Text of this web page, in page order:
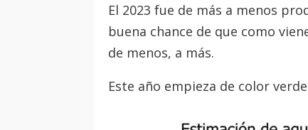
El 2023 fue de más a menos
buena chance de que como
de menos, a más.
Este año empieza de color